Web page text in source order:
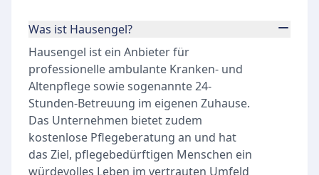
Was ist Hausengel?
Hausengel ist ein Anbieter für
professionelle ambulante Kranken- und
Altenpflege sowie sogenannte 24-
Stunden-Betreuung im eigenen Zuhause.
Das Unternehmen bietet zudem
kostenlose Pflegeberatung an und hat
das Ziel, pflegebedürftigen Menschen ein
würdevolles Leben im vertrauten Umfeld